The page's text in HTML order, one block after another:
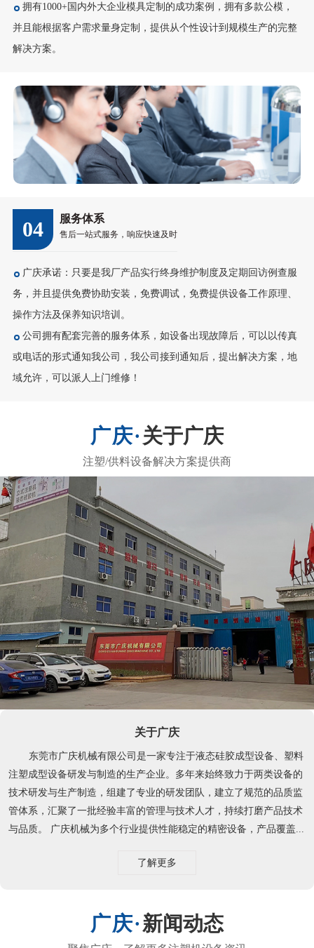
拥有1000+国内外大企业模具定制的成功案例，拥有多款公模，
并且能根据客户需求量身定制，提供从个性设计到规模生产的完整
解决方案。
04 服务体系
售后一站式服务，响应快速及时
广庆承诺：只要是我厂产品实行终身维护制度及定期回访例查服
务，并且提供免费协助安装，免费调试，免费提供设备工作原理、
操作方法及保养知识培训。
公司拥有配套完善的服务体系，如设备出现故障后，可以以传真
或电话的形式通知我公司，我公司接到通知后，提出解决方案，地
域允许，可以派人上门维修！
关于广庆
关于广庆
东莞市广庆机械有限公司是一家专注于液态硅胶成型设备、塑料
注塑成型设备研发与制造的生产企业。多年来始终致力于两类设备的
技术研发与生产制造，组建了专业的研发团队，建立了规范的品质监
管体系，汇聚了一批经验丰富的管理与技术人才，持续打磨产品技术
与品质。 广庆机械为多个行业提供性能稳定的精密设备，产品覆盖...
了解更多
新闻动态